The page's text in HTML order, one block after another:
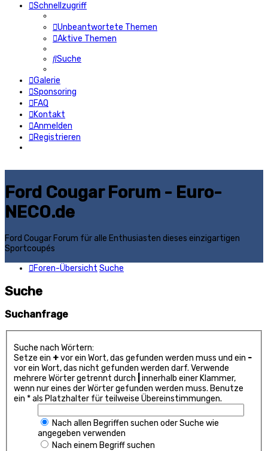
Schnellzugriff
Unbeantwortete Themen
Aktive Themen
Suche
Galerie
Sponsoring
FAQ
Kontakt
Anmelden
Registrieren
Ford Cougar Forum - Euro-
NECO.de
Ford Cougar Forum für alle Enthusiasten dieses einzigartigen
Sportcoupés
Foren-Übersicht Suche
Suche
Suchanfrage
Suche nach Wörtern:
Setze ein +vor ein Wort, das gefunden werden muss und ein -
vor ein Wort, das nicht gefunden werden darf. Verwende
mehrere Wörter getrennt durch
innerhalb einer Klammer,
wenn nur eines der Wörter gefunden werden muss. Benutze
ein * als Platzhalter für teilweise Übereinstimmungen.
Nach allen Begriffen suchen oder Suche wie
angegeben verwenden
Nach einem Begriff suchen